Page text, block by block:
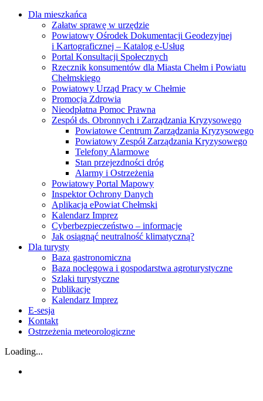
Dla mieszkańca
Załatw sprawę w urzędzie
Powiatowy Ośrodek Dokumentacji Geodezyjnej
i Kartograficznej – Katalog e-Usług
Portal Konsultacji Społecznych
Rzecznik konsumentów dla Miasta Chełm i Powiatu
Chełmskiego
Powiatowy Urząd Pracy w Chełmie
Promocja Zdrowia
Nieodpłatna Pomoc Prawna
Zespół ds. Obronnych i Zarządzania Kryzysowego
Powiatowe Centrum Zarządzania Kryzysowego
Powiatowy Zespół Zarządzania Kryzysowego
Telefony Alarmowe
Stan przejezdności dróg
Alarmy i Ostrzeżenia
Powiatowy Portal Mapowy
Inspektor Ochrony Danych
Aplikacja ePowiat Chełmski
Kalendarz Imprez
Cyberbezpieczeństwo – informacje
Jak osiągnąć neutralność klimatyczną?
Dla turysty
Baza gastronomiczna
Baza noclegowa i gospodarstwa agroturystyczne
Szlaki turystyczne
Publikacje
Kalendarz Imprez
E-sesja
Kontakt
Ostrzeżenia meteorologiczne
Loading...